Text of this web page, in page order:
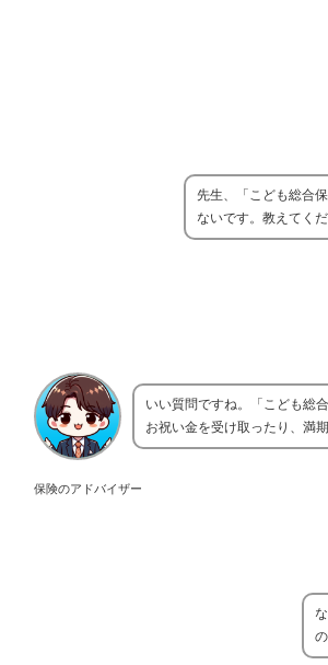
先生、「こども総合
ないです。教えてくだ
保険のアドバイザー
いい質問ですね。「こども総
お祝い金を受け取ったり、満